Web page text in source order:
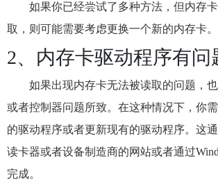
如果你已经尝试了多种方法，但内存
取，则可能需要考虑更换一个新的内存卡。
2、内存卡驱动程序有问
如果出现内存卡无法被读取的问题，
或者控制器问题所致。在这种情况下，你
的驱动程序或者更新现有的驱动程序。这
读卡器或者设备制造商的网站或者通过
完成。